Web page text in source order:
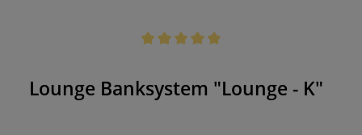
Lounge Banksystem "Lounge - K"